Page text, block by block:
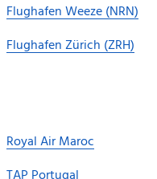
Flughafen Weeze (NRN)
Flughafen Zürich (ZRH)
Royal Air Maroc